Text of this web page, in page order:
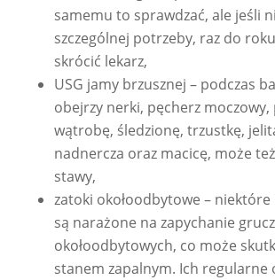
samemu to sprawdzać, ale jeśli
szczególnej potrzeby, raz do
skrócić lekarz,
USG jamy brzusznej – podczas
obejrzy nerki, pęcherz
wątrobę, śledzionę, trzustkę,
nadnercza oraz macicę, może
stawy,
zatoki okołoodbytowe –
są narażone na zapychanie
okołoodbytowych, co może
stanem zapalnym. Ich regularne